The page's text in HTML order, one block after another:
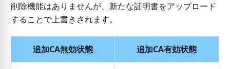
削除機能はありませんが、新たな証明書をアップロード
することで上書きされます。
追加CA無効状態 追加CA有効状態